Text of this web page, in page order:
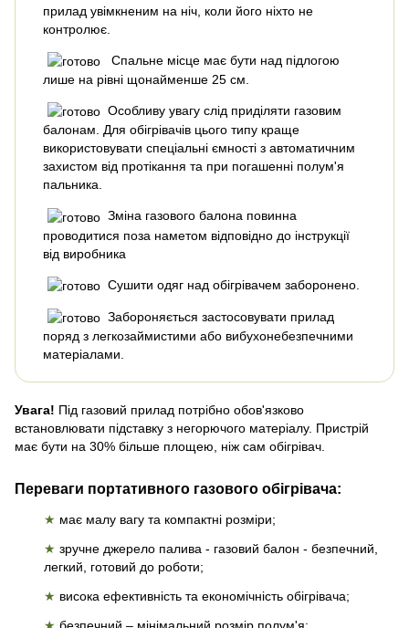
прилад увімкненим на ніч, коли його ніхто не
контролює.
Спальне місце має бути над підлогою
лише на рівні щонайменше 25 см.
Особливу увагу слід приділяти газовим
балонам. Для обігрівачів цього типу краще
використовувати спеціальні ємності з автоматичним
захистом від протікання та при погашенні полум'я
пальника.
Зміна газового балона повинна
проводитися поза наметом відповідно до інструкції
від виробника
Сушити одяг над обігрівачем заборонено.
Забороняється застосовувати прилад
поряд з легкозаймистими або вибухонебезпечними
матеріалами.
Увага! Під газовий прилад потрібно обов'язково
встановлювати підставку з негорючого матеріалу. Пристрій
має бути на 30% більше площею, ніж сам обігрівач.
Переваги портативного газового обігрівача:
★ має малу вагу та компактні розміри;
★ зручне джерело палива - газовий балон - безпечний,
легкий, готовий до роботи;
★ висока ефективність та економічність обігрівача;